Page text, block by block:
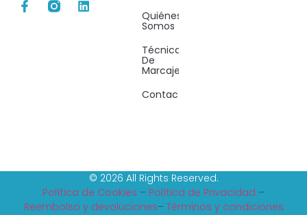
Quiénes
Somos
Técnicas
De
Marcaje
Contacto
© 2026 All Rights Reserved.
Política de Cookies – Política de Privacidad –
Reembolso y devoluciones– Tèrminos y condiciones